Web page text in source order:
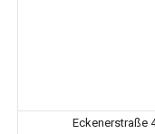
Eckenerstraße